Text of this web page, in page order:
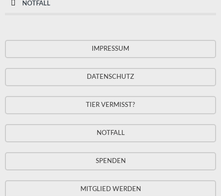
NOTFALL
IMPRESSUM
DATENSCHUTZ
TIER VERMISST?
NOTFALL
SPENDEN
MITGLIED WERDEN